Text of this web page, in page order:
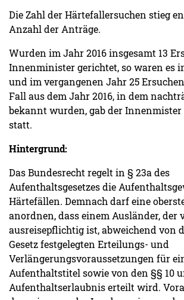
Die Zahl der Härtefallersuchen stieg
Anzahl der Anträge.
Wurden im Jahr 2016 insgesamt 13
Innenminister gerichtet, so waren es
und im vergangenen Jahr 25
Fall aus dem Jahr 2016, in dem
bekannt wurden, gab der Innenmister
statt.
Hintergrund:
Das Bundesrecht regelt in § 23a des
Aufenthaltsgesetzes die
Härtefällen. Demnach darf eine
anordnen, dass einem Ausländer, der
ausreisepflichtig ist, abweichend von
Gesetz festgelegten Erteilungs- und
Verlängerungsvoraussetzungen für
Aufenthaltstitel sowie von den §§ 10
Aufenthaltserlaubnis erteilt wird.